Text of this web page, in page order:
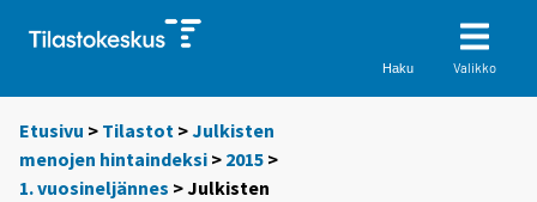
Haku Valikko
Etusivu > Tilastot >Julkisten
menojen hintaindeksi > 2015 >
1. vuosineljännes > Julkisten